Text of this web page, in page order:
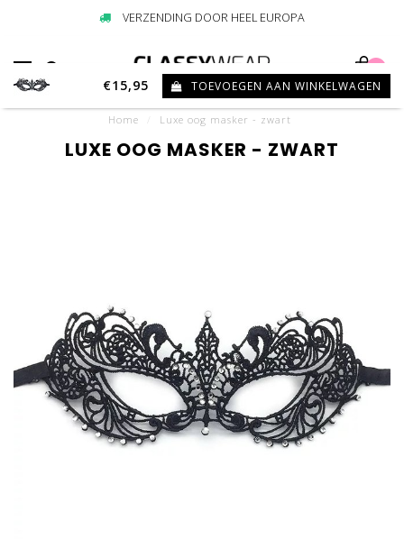
VERZENDING DOOR HEEL EUROPA
Home Luxe oog masker - zwart
€15,95 TOEVOEGEN AAN WINKELWAGEN
LUXE OOG MASKER - ZWART